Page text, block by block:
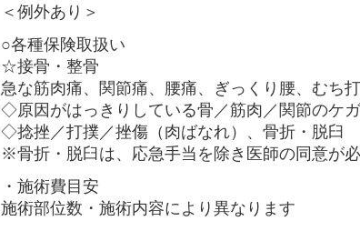
＜例外あり＞
○各種保険取扱い
☆接骨・整骨
急な筋肉痛、関節痛、腰痛、ぎっくり腰、むち
◇原因がはっきりしている骨／筋肉／関節のケ
◇捻挫／打撲／挫傷（肉ばなれ）、骨折・脱臼
※骨折・脱臼は、応急手当を除き医師の同意が
・施術費目安
施術部位数・施術内容により異なります